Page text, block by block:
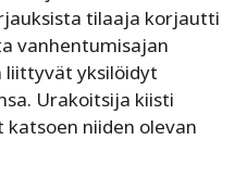
tilaaja korjautti
vanhentumisajan
liittyvät yksilöidyt
Urakoitsija kiisti
niiden olevan